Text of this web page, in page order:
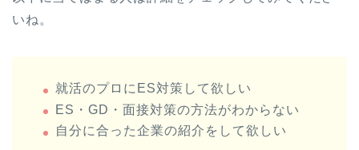
いね。
就活のプロにES対策して欲しい
ES・GD・面接対策の方法がわからない
自分に合った企業の紹介をして欲しい